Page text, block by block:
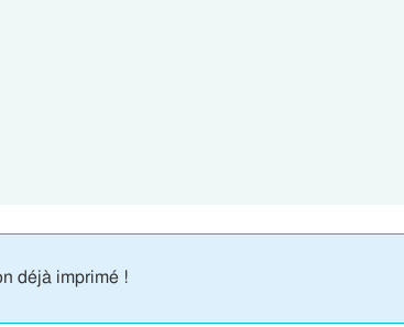
déjà imprimé !